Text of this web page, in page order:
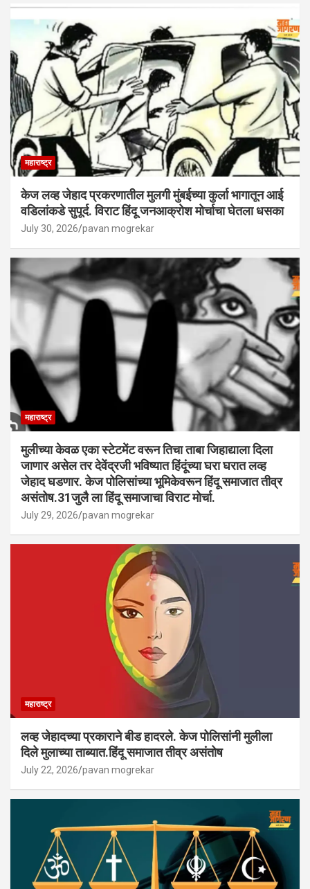
महाराष्ट्र
केज लव्ह जेहाद प्रकरणातील मुलगी मुंबईच्या कुर्ला भागातून आई
वडिलांकडे सुपूर्द. विराट हिंदू जनआक्रोश मोर्चाचा घेतला धसका
July 30, 2026 pavan mogrekar
महाराष्ट्र
मुलीच्या केवळ एका स्टेटमेंट वरून तिचा ताबा जिहाद्याला दिला
जाणार असेल तर देवेंद्रजी भविष्यात हिंदूंच्या घरा घरात लव्ह
जेहाद घडणार. केज पोलिसांच्या भूमिकेवरून हिंदू समाजात तीव्र
असंतोष.31जुलै ला हिंदू समाजाचा विराट मोर्चा.
July 29, 2026 pavan mogrekar
महाराष्ट्र
लव्ह जेहादच्या प्रकाराने बीड हादरले. केज पोलिसांनी मुलीला
दिले मुलाच्या ताब्यात.हिंदू समाजात तीव्र असंतोष
July 22, 2026 pavan mogrekar